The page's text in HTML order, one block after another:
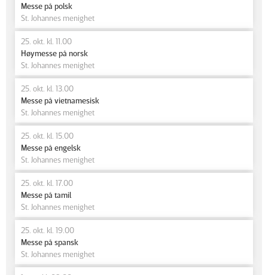
Messe på polsk
St. Johannes menighet
25. okt. kl. 11.00
Høymesse på norsk
St. Johannes menighet
25. okt. kl. 13.00
Messe på vietnamesisk
St. Johannes menighet
25. okt. kl. 15.00
Messe på engelsk
St. Johannes menighet
25. okt. kl. 17.00
Messe på tamil
St. Johannes menighet
25. okt. kl. 19.00
Messe på spansk
St. Johannes menighet